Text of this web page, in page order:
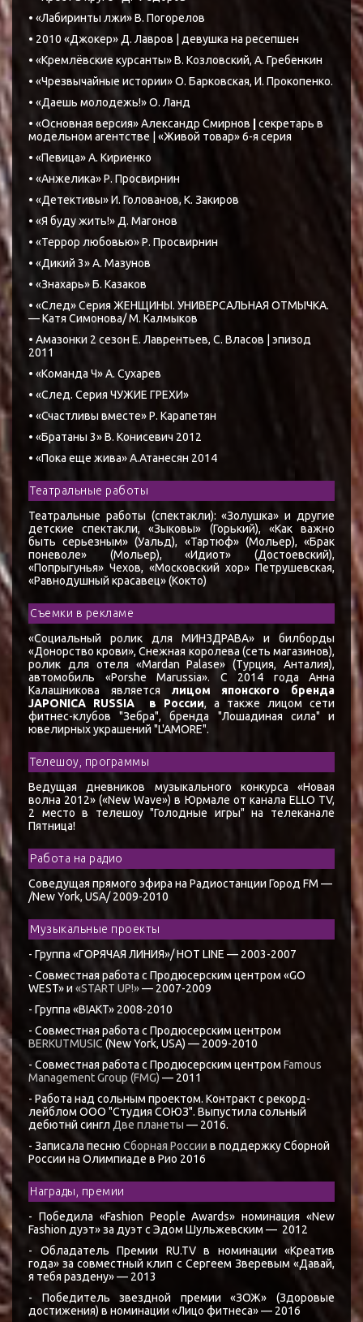
• «Лабиринты лжи» В. Погорелов
• 2010 «Джокер» Д. Лавров | девушка на ресепшен
• «Кремлёвские курсанты» В. Козловский, А. Гребенкин
• «Чрезвычайные истории» О. Барковская, И. Прокопенко.
• «Даешь молодежь!» О. Ланд
• «Основная версия» Александр Смирнов
секретарь в
модельном агентстве | «Живой товар» 6-я серия
• «Певица» А. Кириенко
• «Анжелика» Р. Просвирнин
• «Детективы» И. Голованов, К. Закиров
• «Я буду жить!» Д. Магонов
• «Террор любовью» Р. Просвирнин
• «Дикий 3» А. Мазунов
• «Знахарь» Б. Казаков
• «След» Серия ЖЕНЩИНЫ. УНИВЕРСАЛЬНАЯ ОТМЫЧКА.
— Катя Симонова/ М. Калмыков
• Амазонки 2 сезон Е. Лаврентьев, С. Власов | эпизод
2011
• «Команда Ч» А. Сухарев
• «След. Серия ЧУЖИЕ ГРЕХИ»
• «Счастливы вместе» Р. Карапетян
• «Братаны 3» В. Конисевич 2012
• «Пока еще жива» А.Атанесян 2014
Театральные работы
Театральные работы (спектакли): «Золушка» и другие
детские спектакли, «Зыковы» (Горький), «Как важно
быть серьезным» (Уальд), «Тартюф» (Мольер), «Брак
поневоле» (Мольер), «Идиот» (Достоевский),
«Попрыгунья» Чехов, «Московский хор» Петрушевская,
«Равнодушный красавец» (Кокто)
Съемки в рекламе
«Социальный ролик для МИНЗДРАВА» и билборды
«Донорство крови», Снежная королева (сеть магазинов),
ролик для отеля «Mardan Palase» (Турция, Анталия),
автомобиль «Porshe Marussia». С 2014 года Анна
Калашникова является лицом японского бренда
JAPONICA RUSSIA в России, а также лицом сети
фитнес-клубов "Зебра", бренда "Лошадиная сила" и
ювелирных украшений "L'AMORE".
Телешоу, программы
Ведущая дневников музыкального конкурса «Новая
волна 2012» («New Wave») в Юрмале от канала ELLO TV,
2 место в телешоу "Голодные игры" на телеканале
Пятница!
Работа на радио
Соведущая прямого эфира на Радиостанции Город FM —
/New York, USA/ 2009-2010
Музыкальные проекты
- Группа «ГОРЯЧАЯ ЛИНИЯ»/ HOT LINE — 2003-2007
- Совместная работа с Продюсерским центром «GO
WEST» и «START UP!»— 2007-2009
- Группа «BIAKT» 2008-2010
- Совместная работа с Продюсерским центром
BERKUTMUSIC (New York, USA) — 2009-2010
- Совместная работа с Продюсерским центром Famous
Management Group (FMG) — 2011
- Работа над сольным проектом. Контракт с рекорд-
лейблом ООО "Студия СОЮЗ". Выпустила сольный
дебютнй сингл Две планеты — 2016.
- Записала песню Сборная России в поддержку Сборной
России на Олимпиаде в Рио 2016
Награды, премии
- Победила «Fashion People Awards» номинация «New
Fashion дуэт» за дуэт с Эдом Шульжевским — 2012
- Обладатель Премии RU.TV в номинации «Креатив
года» за совместный клип с Сергеем Зверевым «Давай,
я тебя раздену» — 2013
- Победитель звездной премии «ЗОЖ» (Здоровые
достижения) в номинации «Лицо фитнеса» — 2016